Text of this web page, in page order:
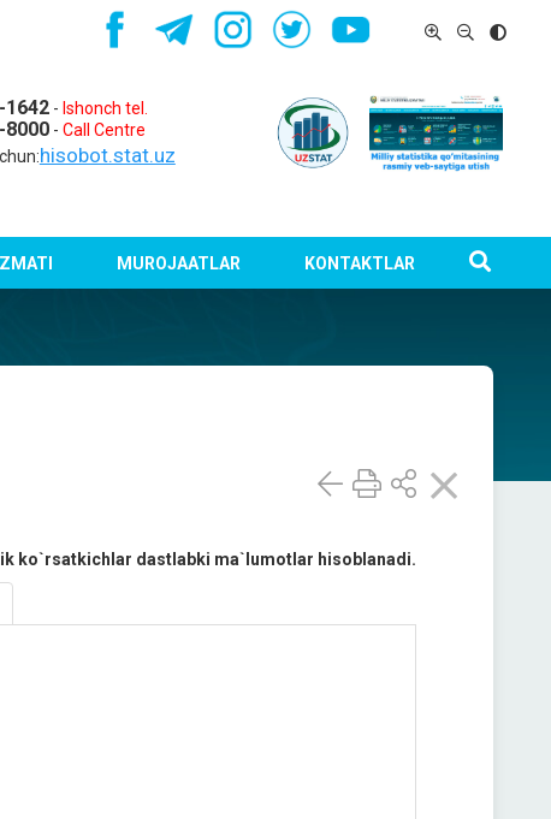
1642- Ishonch tel.
8000- Call Centre
hisobot.stat.uz
MUROJAATLAR KONTAKTLAR
ko`rsatkichlar dastlabki ma`lumotlar hisoblanadi.